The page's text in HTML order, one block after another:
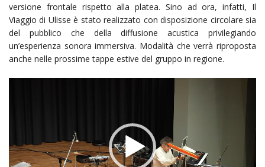
versione frontale rispetto alla platea. Sino ad ora, infatti, Il
Viaggio di Ulisse è stato realizzato con disposizione circolare sia
del pubblico che della diffusione acustica privilegiando
un’esperienza sonora immersiva. Modalità che verrà riproposta
anche nelle prossime tappe estive del gruppo in regione.